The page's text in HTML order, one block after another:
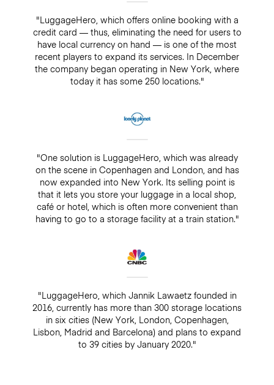
"LuggageHero, which offers online booking with a
credit card — thus, eliminating the need for users to
have local currency on hand — is one of the most
recent players to expand its services. In December
the company began operating in New York, where
today it has some 250 locations."
"One solution is LuggageHero, which was already
on the scene in Copenhagen and London, and has
now expanded into New York. Its selling point is
that it lets you store your luggage in a local shop,
café or hotel, which is often more convenient than
having to go to a storage facility at a train station."
"LuggageHero, which Jannik Lawaetz founded in
2016, currently has more than 300 storage locations
in six cities (New York, London, Copenhagen,
Lisbon, Madrid and Barcelona) and plans to expand
to 39 cities by January 2020."